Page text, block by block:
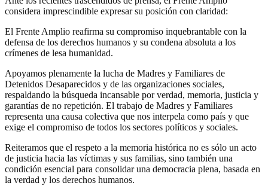
considera imprescindible expresar su posición con claridad:
El Frente Amplio reafirma su compromiso inquebrantable con la
defensa de los derechos humanos y su condena absoluta a los
crímenes de lesa humanidad.
Apoyamos plenamente la lucha de Madres y Familiares de
Detenidos Desaparecidos y de las organizaciones sociales,
respaldando la búsqueda incansable por verdad, memoria, justicia y
garantías de no repetición. El trabajo de Madres y Familiares
representa una causa colectiva que nos interpela como país y que
exige el compromiso de todos los sectores políticos y sociales.
Reiteramos que el respeto a la memoria histórica no es sólo un acto
de justicia hacia las víctimas y sus familias, sino también una
condición esencial para consolidar una democracia plena, basada en
la verdad y los derechos humanos.